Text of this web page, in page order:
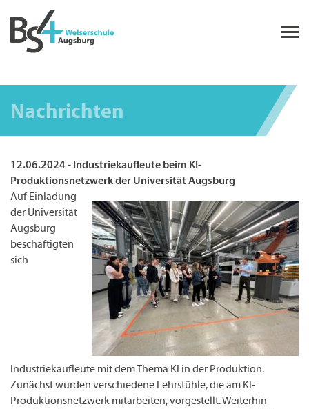
Nachrichten
12.06.2024 - Industriekaufleute beim KI-
Produktionsnetzwerk der Universität Augsburg
Auf Einladung
der Universität
Augsburg
beschäftigten
sich
Industriekaufleute mit dem Thema KI in der Produktion.
Zunächst wurden verschiedene Lehrstühle, die am KI-
Produktionsnetzwerk mitarbeiten, vorgestellt. Weiterhin